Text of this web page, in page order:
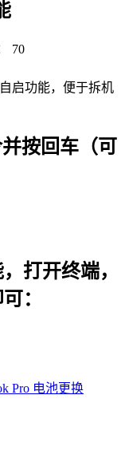
70
启功能，便于拆机
按回车（可
打开终端，
：
Pro 电池更换